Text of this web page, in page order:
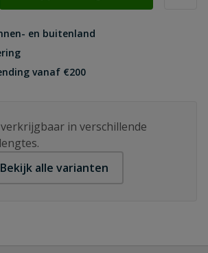
en buitenland
vanaf €200
in verschillende
Bekijk alle varianten